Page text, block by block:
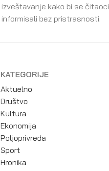
izveštavanje kako bi se čitaoci
informisali bez pristrasnosti.
KATEGORIJE
Aktuelno
Društvo
Kultura
Ekonomija
Poljoprivreda
Sport
Hronika